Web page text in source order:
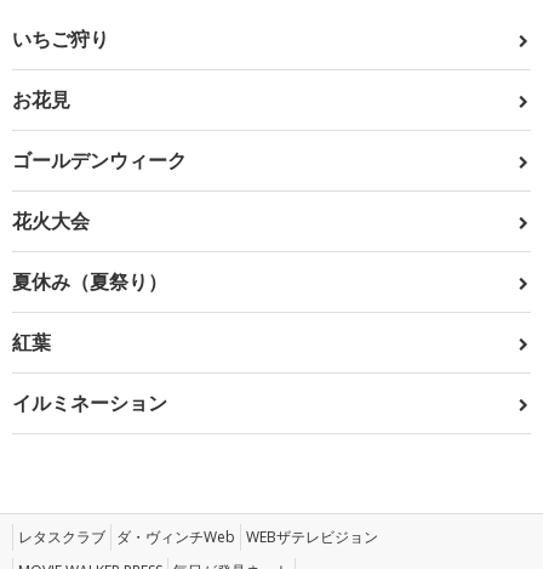
いちご狩り
お花見
ゴールデンウィーク
花火大会
夏休み（夏祭り）
紅葉
イルミネーション
レタスクラブ ダ・ヴィンチWeb WEBザテレビジョン